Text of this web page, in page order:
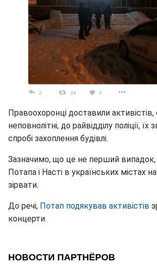
Правоохоронці доставили
неповнолітні, до райвідділу поліції,
спробі захоплення будівлі.
Зазначимо, що це не перший
Потапа і Насті в українських містах
зірвати.
До речі, Потап подякував активістів
концерти.